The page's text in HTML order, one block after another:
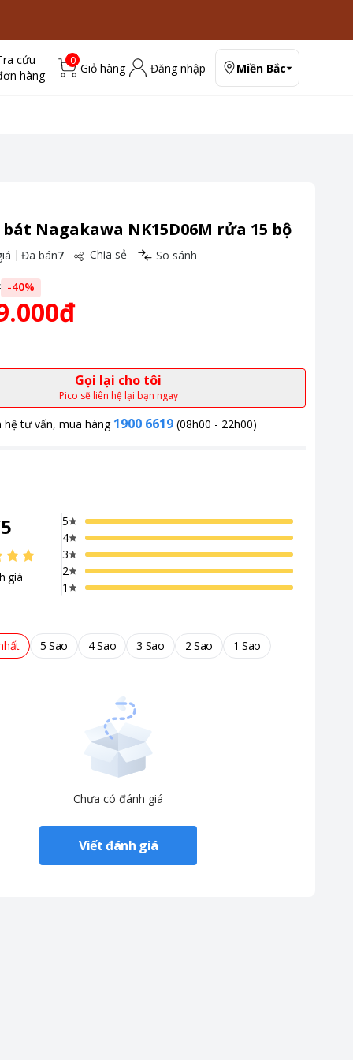
cứu
hàng
0
Giỏ hàng Đăng nhập Miền Bắc
minh và hiệu suất vượt trội.
Nagakawa NK15D06M rửa 15 bộ
Đã bán7 Chia sẻ So sánh
-40%
Gọi lại cho tôi
Pico sẽ liên hệ lại bạn ngay
hệ tư vấn, mua hàng 1900 6619 (08h00 - 22h00)
5
giá
5
4
3
2
1
5 Sao 4 Sao 3 Sao 2 Sao 1 Sao
Chưa có đánh giá
Viết đánh giá